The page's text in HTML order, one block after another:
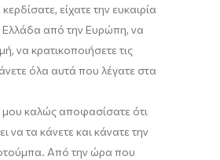
είχατε την ευκαιρία
Ελλάδα από την Ευρώπη, να
να κρατικοποιήσετε τις
όλα αυτά που λέγατε στα
καλώς αποφασίσατε ότι
να τα κάνετε και κάνατε την
. Από την ώρα που